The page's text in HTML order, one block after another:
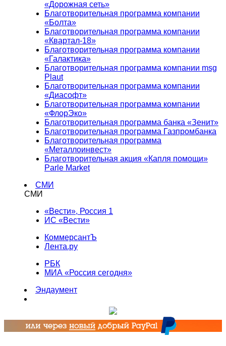
«Дорожная сеть»
Благотворительная программа компании
«Болта»
Благотворительная программа компании
«Квартал-18»
Благотворительная программа компании
«Галактика»
Благотворительная программа компании msg
Plaut
Благотворительная программа компании
«Диасофт»
Благотворительная программа компании
«ФлорЭко»
Благотворительная программа банка «Зенит»
Благотворительная программа Газпромбанка
Благотворительная программа
«Металлоинвест»
Благотворительная акция «Капля помощи»
Parle Market
СМИ
СМИ
«Вести», Россия 1
ИС «Вести»
КоммерсантЪ
Лента.ру
РБК
МИА «Россия сегодня»
Эндаумент